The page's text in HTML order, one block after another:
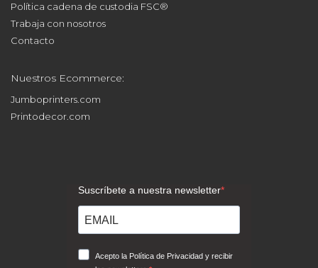
Política cadena de custodia FSC®
Trabaja con nosotros
Contacto
Nuestros Ecommerce:
Jumboprinters.com
Printodecor.com